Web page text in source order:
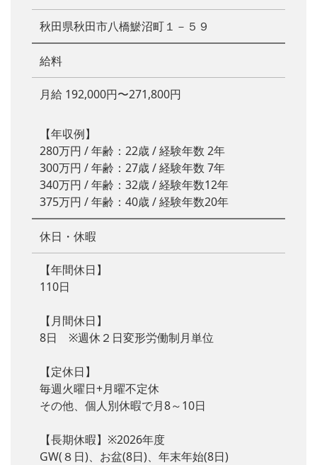
秋田県秋田市八橋鯲沼町１－５９
給料
月給 192,000円〜271,800円
【年収例】
280万円 / 年齢：22歳 / 経験年数 2年
300万円 / 年齢：27歳 / 経験年数 7年
340万円 / 年齢：32歳 / 経験年数12年
375万円 / 年齢：40歳 / 経験年数20年
休日・休暇
【年間休日】
110日
【月間休日】
8日 ※週休２日変形労働制月単位
【定休日】
毎週火曜日+月曜不定休
その他、個人別休暇で月8～10日
【長期休暇】※2026年度
GW(８日)、お盆(8日)、年末年始(8日)